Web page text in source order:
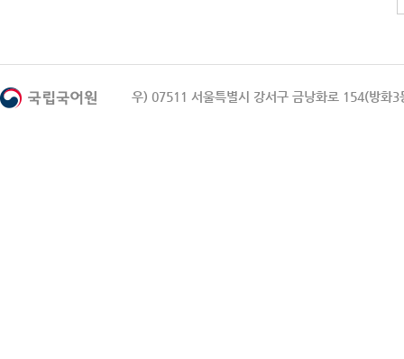
우) 07511 서울특별시 강서구 금낭화로 154(방화3